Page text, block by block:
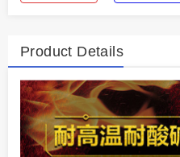
Product Details